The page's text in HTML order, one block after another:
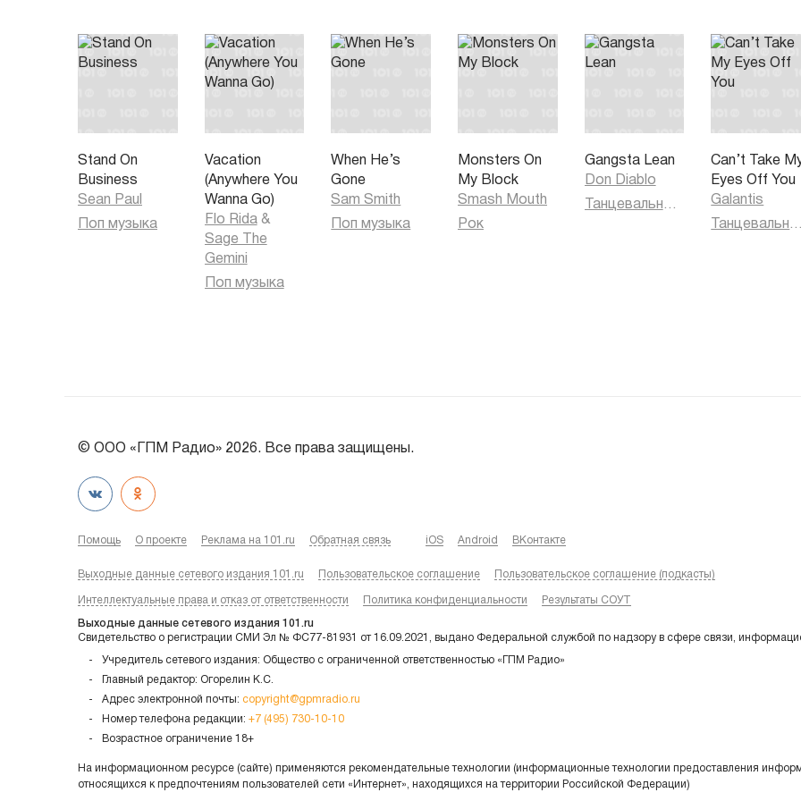
Stand On
Business
Sean Paul
Поп музыка
Vacation
(Anywhere You
Wanna Go)
Flo Rida &
Sage The
Gemini
Поп музыка
When He’s
Gone
Sam Smith
Поп музыка
Monsters On
My Block
Smash Mouth
Рок
Gangsta Lean
Don Diablo
Can’t Take
Eyes Off You
Galantis
© ООО «ГПМ Радио» 2026. Все права защищены.
Помощь О проекте Реклама на 101.ru Обратная связь iOS Android ВКонтакте
Выходные данные сетевого издания 101.ru Пользовательское соглашение Пользовательское соглашение (подкасты)
Интеллектуальные права и отказ от ответственности Политика конфиденциальности Результаты СОУТ
Выходные данные сетевого издания 101.ru
Свидетельство о регистрации СМИ Эл № ФС77-81931 от 16.09.2021, выдано Федеральной службой по надзору в сфере связи,
Учредитель сетевого издания: Общество с ограниченной ответственностью «ГПМ Радио»
Главный редактор: Огорелин К.С.
Адрес электронной почты: copyright@gpmradio.ru
Номер телефона редакции: +7 (495) 730-10-10
Возрастное ограничение 18+
На информационном ресурсе (сайте) применяются рекомендательные технологии (информационные технологии предоставления
относящихся к предпочтениям пользователей сети «Интернет», находящихся на территории Российской Федерации)